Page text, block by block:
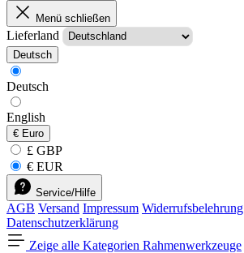
Menü schließen
Lieferland
Deutsch
Deutsch
English
€ Euro
£ GBP
€ EUR
Service/Hilfe
AGB Versand Impressum Widerrufsbelehrung
Datenschutzerklärung
Zeige alle Kategorien Rahmenwerkzeuge